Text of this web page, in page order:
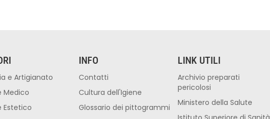
e Artigianato
Medico
Estetico
INFO
Contatti
Cultura dell'Igiene
Glossario dei pittogrammi
LINK UTILI
Archivio preparati
pericolosi
Ministero della Salute